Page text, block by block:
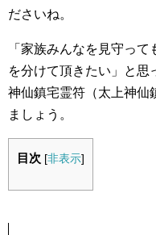
ださいね。
「家族みんなを見守っ
を分けて頂きたい」と思
神仙鎮宅霊符（太上神仙
ましょう。
目次 [非表示]